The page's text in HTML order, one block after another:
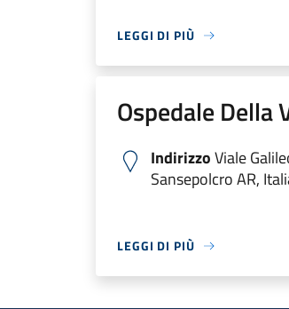
LEGGI DI PIÙ
Ospedale Della
IndirizzoViale
Sansepolcro AR,
LEGGI DI PIÙ